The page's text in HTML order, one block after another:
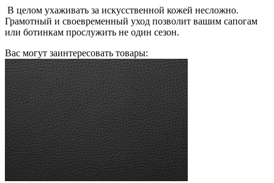
В целом ухаживать за искусственной кожей несложно.
Грамотный и своевременный уход позволит вашим сапогам
или ботинкам прослужить не один сезон.
Вас могут заинтересовать товары: